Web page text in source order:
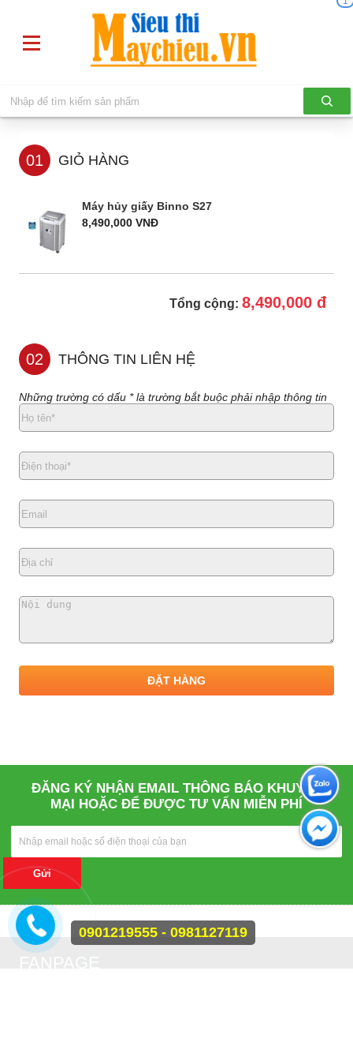
01 GIỎ HÀNG
Máy hủy giấy Binno S27
8,490,000 VNĐ
Tổng cộng: 8,490,000 đ
02 THÔNG TIN LIÊN HỆ
Những trường có dấu * là trường bắt buộc phải nhập thông tin
ĐẶT HÀNG
ĐĂNG KÝ NHẬN EMAIL THÔNG BÁO KHUYẾN
MẠI HOẶC ĐỂ ĐƯỢC TƯ VẤN MIỄN PHÍ
Gửi
FANPAGE
0901219555 - 0981127119